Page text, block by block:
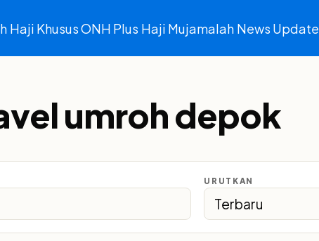
Haji Khusus ONH Plus Haji Mujamalah News Update
umroh depok
URUTKAN